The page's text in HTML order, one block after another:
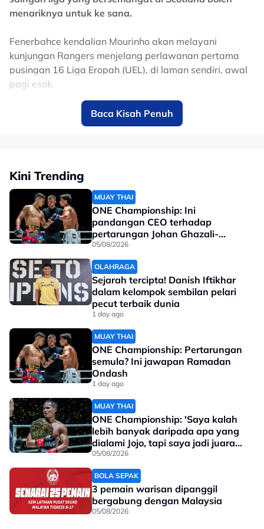
menariknya untuk ke sana.
Fenerbahce kendalian Mourinho akan melayani
kunjungan Rangers menjelang perlawanan pertama
pusingan 16 Liga Eropah (UEL), di laman sendiri, awal
pagi esok.
Barry Ferguson akan memacu Rangers di Türkiye
selaku jurulatih, selepas mengambil alih baki musim
Celtic.
Untuk rekod, Mourinho telah memenangi tiga kejuaraan
Liga Perdana Inggeris (EPL) bersama Chelsea di
England, malah turut pernah melatih Manchester
United dan Tottenham.
Preparations for the Rangers clash have
#FBvRFC
pic.twitter.com/A5GGkuRWN3
— Fenerbahçe English (@Fenerbahce_EN)
March 4, 2025
Jurulatih kelahiran Portugal ditanya mengenai status
dirinya kembali ke UK, dengan kekosongan jurulatih
Rangers masih belum dinoktahkan.
"Kenapa tidak pada masa hadapan? Ramai orang
mengatakan Liga Scotland adalah mengenai liga dua
Baca Kisah Penuh
Kini Trending
MUAY THAI
ONE Championship: Ini
pandangan CEO terhadap
pertarungan Johan Ghazali-
Ramadan Ondash
05/08/2026
OLAHRAGA
Sejarah tercipta! Danish Iftikhar
dalam kelompok sembilan pelari
pecut terbaik dunia
1 day ago
MUAY THAI
ONE Championship: Pertarungan
semula? Ini jawapan Ramadan
Ondash
1 day ago
MUAY THAI
ONE Championship: 'Saya kalah
lebih banyak daripada apa yang
dialami Jojo, tapi saya jadi juara
dunia'
05/08/2026
BOLA SEPAK
3 pemain warisan dipanggil
bergabung dengan Malaysia
05/08/2026